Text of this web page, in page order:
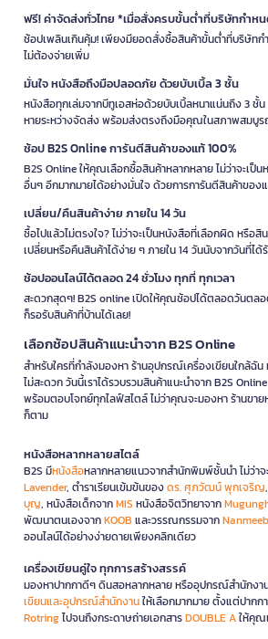
ฟรี! ค่าจัดส่งทั่วไทย *เมื่อสั่งครบขั้นต่ำที่บริษัทกำห
ช้อปเพลินเกินคุ้ม! เพียงมียอดสั่งซื้อสินค้าขั้นต่ำที่บริษัท
ไม่ต้องจ่ายเพิ่ม
มั่นใจ หนังสือถึงมือปลอดภัย ด้วยบับเบิ้ล 3 ชั้น
หนังสือทุกเล่มจากบีทูเอสห่อด้วยบับเบิ้ลหนาแน่นถึง 3 ชั้
หายระหว่างจัดส่ง พร้อมส่งตรงถึงมือคุณในสภาพสมบู
ช้อป B2S Online การันตีสินค้าของแท้ 100%
B2S Online ให้คุณเลือกซื้อสินค้าหลากหลาย ไม่ว่าจะเป็
อื่นๆ อีกมากมายได้อย่างมั่นใจ ด้วยการการันตีสินค้าของ
เปลี่ยน/คืนสินค้าง่าย ภายใน 14 วัน
ซื้อไปแล้วไม่ตรงใจ? ไม่ว่าจะเป็นหนังสือที่เลือกผิด หรือ
เปลี่ยนหรือคืนสินค้าได้ง่าย ๆ ภายใน 14 วันนับจากวันที่ได้
ช้อปออนไลน์ได้ตลอด 24 ชั่วโมง ทุกที่ ทุกเวลา
สะดวกสุดๆ! B2S online เปิดให้คุณช้อปได้ตลอดวันตลอ
ก็รอรับสินค้าที่บ้านได้เลย!
เลือกช้อปสินค้าแนะนำจาก B2S Online
สำหรับใครที่กำลังมองหา ร้านอุปกรณ์เครื่องเขียนใกล้ฉัน
ไม่สะดวก วันนี้เราได้รวบรวมสินค้าแนะนำจาก B2S
พร้อมตอบโจทย์ทุกไลฟ์สไตล์ ไม่ว่าคุณจะมองหา ร้านขา
ก็ตาม
หนังสือหลากหลายสไตล์
B2S มีหนังสือหลากหลายแนวจากสำนักพิมพ์ชั้นนำ ไม่ว่า
Lavender, ตำราเรียนเข้มข้นของดร. ศุภวัฒน์ พุกเจริญ
บุญ, หนังสือเด็กจากMIS หนังสือจิตวิทยาจาก
พัฒนาตนเองจากKOOB และวรรณกรรมจาก
ออนไลน์ได้อย่างง่ายดายเพียงคลิกเดียว
เครื่องเขียนคู่ใจ ทุกการสร้างสรรค์
มองหาปากกาดีๆ ดินสอหลากหลาย หรืออุปกรณ์สำนักงา
เขียนและอุปกรณ์สำนักงานให้เลือกมากมาย ตั้งแต่ปากก
Rotringไปจนถึงกระดาษถ่ายเอกสารDOUBLE Aให้คุณ